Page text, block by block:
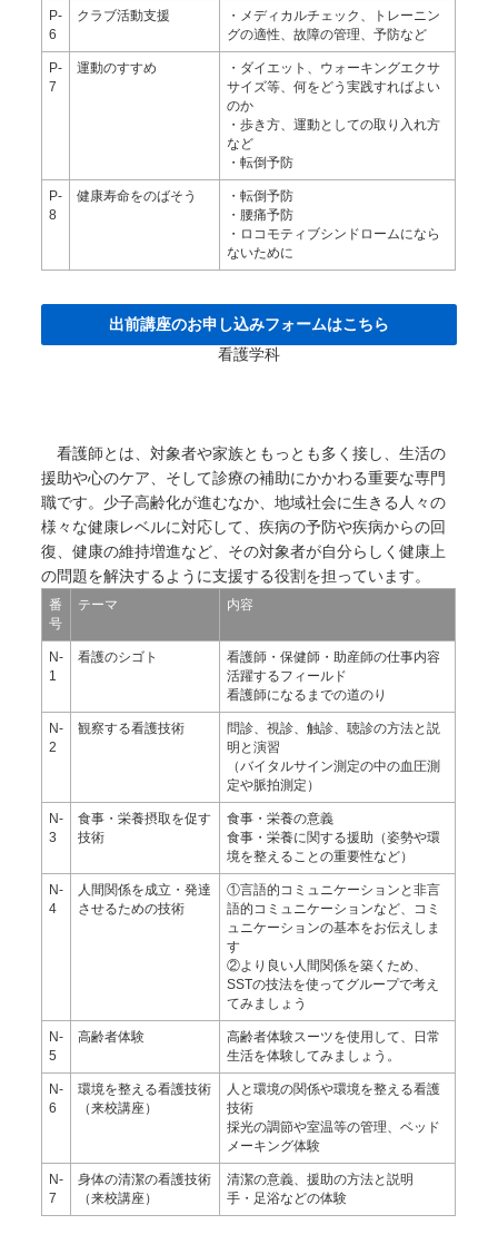
P-
6
クラブ活動支援
・メディカルチェック、トレーニン
グの適性、故障の管理、予防など
P-
7
運動のすすめ
・ダイエット、ウォーキングエクサ
サイズ等、何をどう実践すればよい
のか
・歩き方、運動としての取り入れ方
など
・転倒予防
P-
8
健康寿命をのばそう
・転倒予防
・腰痛予防
・ロコモティブシンドロームになら
ないために
出前講座のお申し込みフォームはこちら
看護学科
看護師とは、対象者や家族ともっとも多く接し、生活の
援助や心のケア、そして診療の補助にかかわる重要な専門
職です。少子高齢化が進むなか、地域社会に生きる人々の
様々な健康レベルに対応して、疾病の予防や疾病からの回
復、健康の維持増進など、その対象者が自分らしく健康上
の問題を解決するように支援する役割を担っています。
番
号
テーマ 内容
N-
1
看護のシゴト
看護師・保健師・助産師の仕事内容
活躍するフィールド
看護師になるまでの道のり
N-
2
観察する看護技術
問診、視診、触診、聴診の方法と説
明と演習
（バイタルサイン測定の中の血圧測
定や脈拍測定）
N-
3
食事・栄養摂取を促す
技術
食事・栄養の意義
食事・栄養に関する援助（姿勢や環
境を整えることの重要性など）
N-
4
人間関係を成立・発達
させるための技術
①言語的コミュニケーションと非言
語的コミュニケーションなど、コミ
ュニケーションの基本をお伝えしま
す
②より良い人間関係を築くため、
SSTの技法を使ってグループで考え
てみましょう
N-
5
高齢者体験
高齢者体験スーツを使用して、日常
生活を体験してみましょう。
N-
6
環境を整える看護技術
（来校講座）
人と環境の関係や環境を整える看護
技術
採光の調節や室温等の管理、ベッド
メーキング体験
N-
7
身体の清潔の看護技術
（来校講座）
清潔の意義、援助の方法と説明
手・足浴などの体験